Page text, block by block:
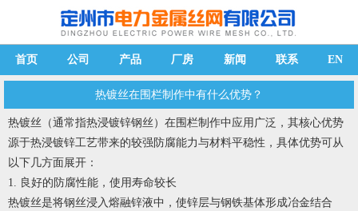
首页 公司 产品 厂房 新闻 联系 EN
热镀丝在围栏制作中有什么优势？
热镀丝 （通常指热浸镀锌钢丝）在围栏制作中应用广泛，其核心优势
源于热浸镀锌工艺带来的较强防腐能力与材料平稳性，具体优势可从
以下几方面展开：
1. 良好的防腐性能，使用寿命较长
热镀丝是将钢丝浸入熔融锌液中，使锌层与钢铁基体形成冶金结合